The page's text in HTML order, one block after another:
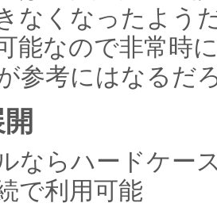
なくなったよう
能なので非常時
参考にはなるだ
ならハードケー
で利用可能